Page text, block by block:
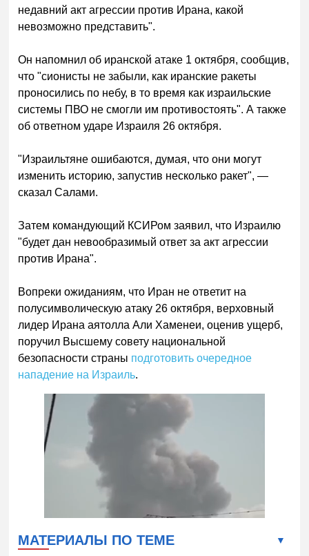
недавний акт агрессии против Ирана, какой
невозможно представить".
Он напомнил об иранской атаке 1 октября, сообщив,
что "сионисты не забыли, как иранские ракеты
проносились по небу, в то время как израильские
системы ПВО не смогли им противостоять". А также
об ответном ударе Израиля 26 октября.
"Израильтяне ошибаются, думая, что они могут
изменить историю, запустив несколько ракет", —
сказал Салами.
Затем командующий КСИРом заявил, что Израилю
"будет дан невообразимый ответ за акт агрессии
против Ирана".
Вопреки ожиданиям, что Иран не ответит на
полусимволическую атаку 26 октября, верховный
лидер Ирана аятолла Али Хаменеи, оценив ущерб,
поручил Высшему совету национальной
безопасности страны подготовить очередное
нападение на Израиль.
МАТЕРИАЛЫ ПО ТЕМЕ